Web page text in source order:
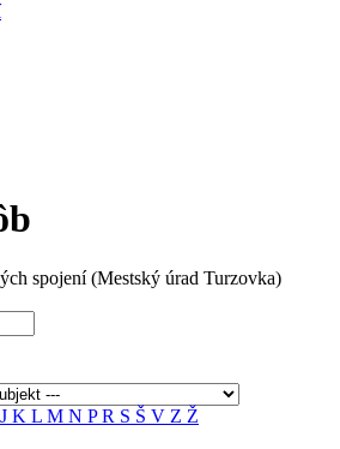
spojení (Mestský úrad Turzovka)
J K L M N PR S Š V Z Ž